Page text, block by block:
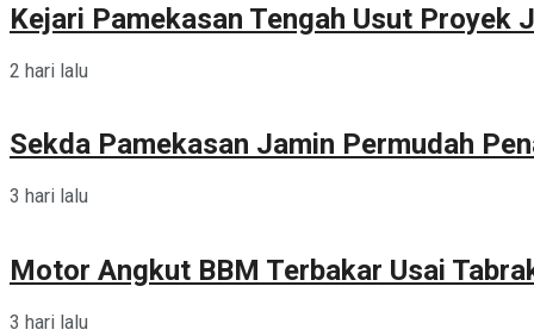
Kejari Pamekasan Tengah Usut Proyek
2 hari lalu
Sekda Pamekasan Jamin Permudah
3 hari lalu
Motor Angkut BBM Terbakar Usai
3 hari lalu